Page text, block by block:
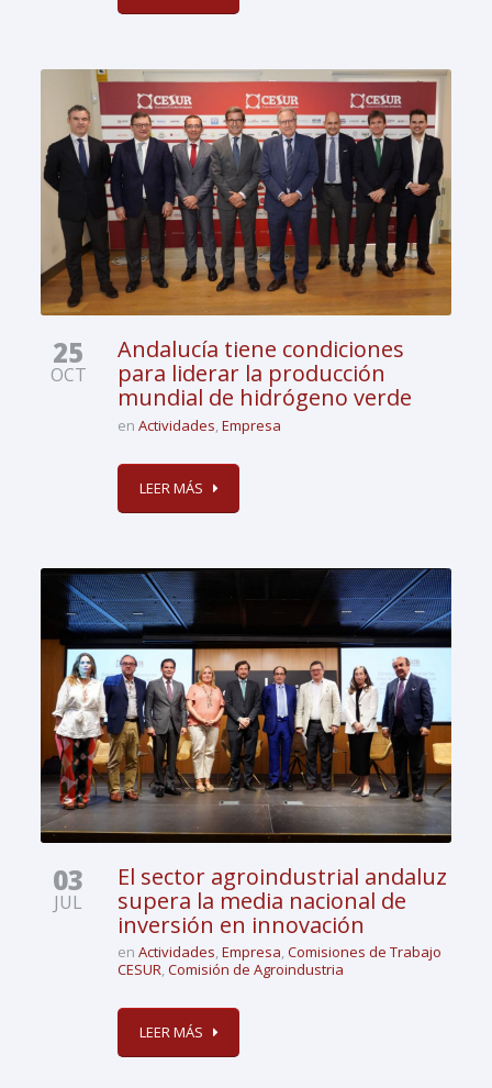
25
OCT
Andalucía tiene condiciones
para liderar la producción
mundial de hidrógeno verde
enActividades,Empresa
LEER MÁS
03
JUL
El sector agroindustrial andaluz
supera la media nacional de
inversión en innovación
enActividades ,Empresa ,Comisiones de Trabajo
CESUR ,Comisión de Agroindustria
LEER MÁS